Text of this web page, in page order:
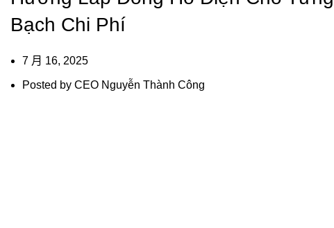
Bạch Chi Phí
7 月 16, 2025
Posted by CEO Nguyễn Thành Công